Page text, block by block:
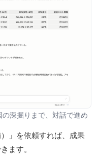
深掘りまで、対話で進め
」を依頼すれば、成果
ます。